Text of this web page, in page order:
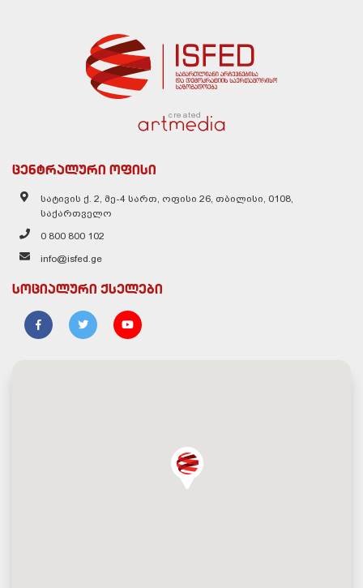
created
ცენტრალური ოფისი
სატივის ქ. 2, მე-4 სართ, ოფისი 26, თბილისი, 0108,
საქართველო
0 800 800 102
info@isfed.ge
სოციალური ქსელები